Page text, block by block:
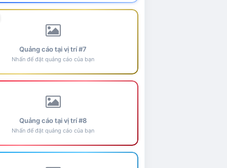
Quảng cáo tại vị trí #7
Nhấn để đặt quảng cáo của bạn
Quảng cáo tại vị trí #8
Nhấn để đặt quảng cáo của bạn